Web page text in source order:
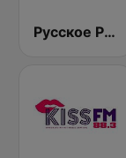
Русское Радио